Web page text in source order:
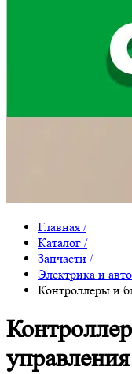
Главная /
Каталог /
Запчасти /
Электрика и
Контроллеры и
управления